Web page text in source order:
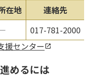
在地
連絡先
017-781-2000
援センター
めるには